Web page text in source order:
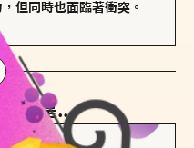
但同時也面臨著衝突。
蠟燭是...